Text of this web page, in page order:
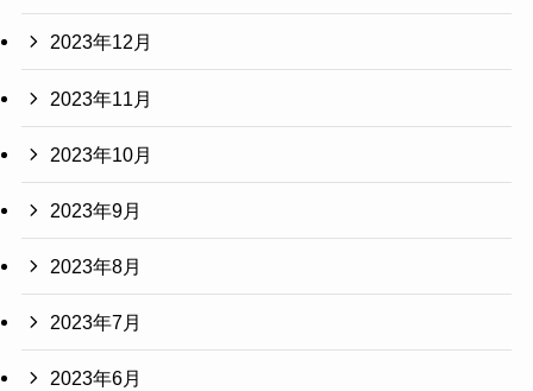
2023年12月
2023年11月
2023年10月
2023年9月
2023年8月
2023年7月
2023年6月